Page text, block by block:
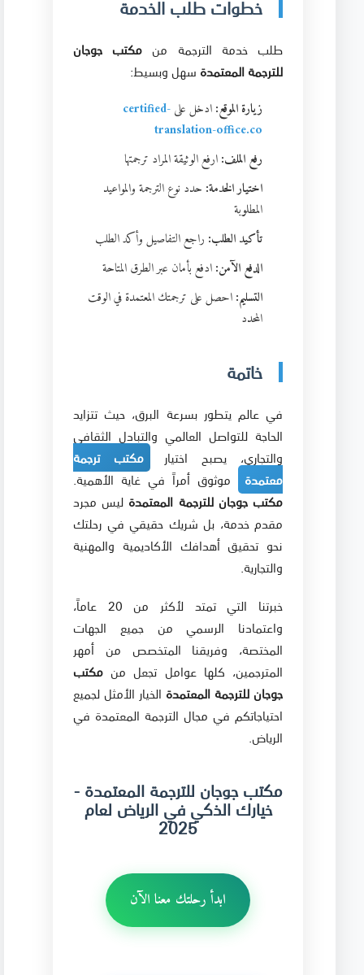
خطوات طلب الخدمة
طلب خدمة الترجمة من مكتب جوجان
للترجمة المعتمدة سهل وبسيط:
زيارة الموقع:ادخل علىcertified-
translation-office.co
رفع الملف:ارفع الوثيقة المراد ترجمتها
اختيار الخدمة: حدد نوع الترجمة والمواعيد
المطلوبة
تأكيد الطلب: راجع التفاصيل وأكد الطلب
الدفع الآمن:ادفع بأمان عبر الطرق المتاحة
التسليم:احصل على ترجمتك المعتمدة في الوقت
المحدد
خاتمة
في عالم يتطور بسرعة البرق، حيث تتزايد
الحاجة للتواصل العالمي والتبادل الثقافي
والتجاري، يصبح اختيار
مكتب ترجمة
معتمدة
موثوق أمراً في غاية الأهمية.
مكتب جوجان للترجمة المعتمدة ليس مجرد
مقدم خدمة، بل شريك حقيقي في رحلتك
نحو تحقيق أهدافك الأكاديمية والمهنية
والتجارية.
خبرتنا التي تمتد لأكثر من 20 عاماً،
واعتمادنا الرسمي من جميع الجهات
المختصة، وفريقنا المتخصص من أمهر
المترجمين، كلها عوامل تجعل من مكتب
جوجان للترجمة المعتمدة الخيار الأمثل لجميع
احتياجاتكم في مجال الترجمة المعتمدة في
الرياض.
مكتب جوجان للترجمة المعتمدة -
خيارك الذكي في الرياض لعام
2025
ابدأ رحلتك معنا الآن